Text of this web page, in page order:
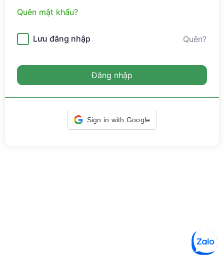
Quên mật khẩu?
Lưu đăng nhập Quên?
Đăng nhập
Sign in with Google